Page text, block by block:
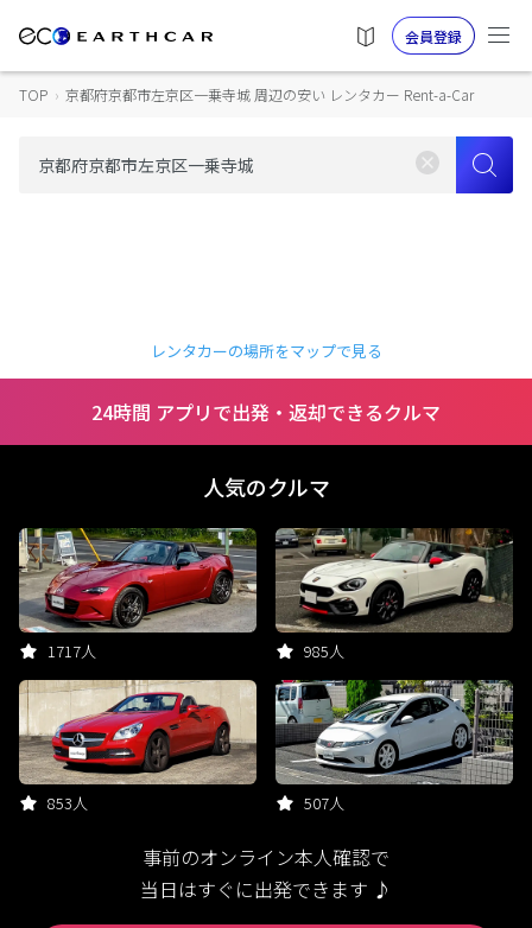
会員登録
TOP › 京都府京都市左京区一乗寺城 周辺の安い レンタカー Rent-a-Car
レンタカーの場所をマップで見る
24時間 アプリで出発・返却できるクルマ
人気のクルマ
1717人 985人
853人 507人
事前のオンライン本人確認で
当日はすぐに出発できます ♪